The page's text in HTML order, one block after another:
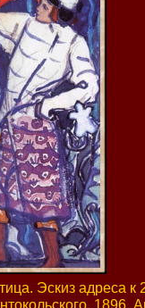
Эскиз адреса к
1896.